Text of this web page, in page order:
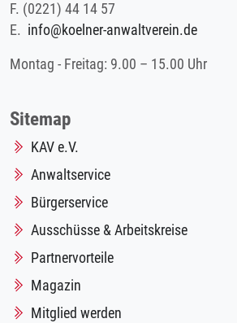
F. (0221) 44 14 57
E. info@koelner-anwaltverein.de
Montag - Freitag: 9.00 – 15.00 Uhr
Sitemap
KAV e.V.
Anwaltservice
Bürgerservice
Ausschüsse & Arbeitskreise
Partnervorteile
Magazin
Mitglied werden